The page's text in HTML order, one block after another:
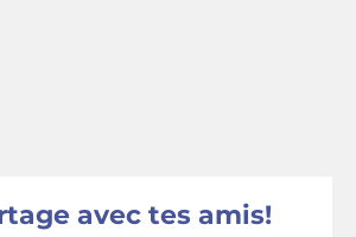
avec tes amis!